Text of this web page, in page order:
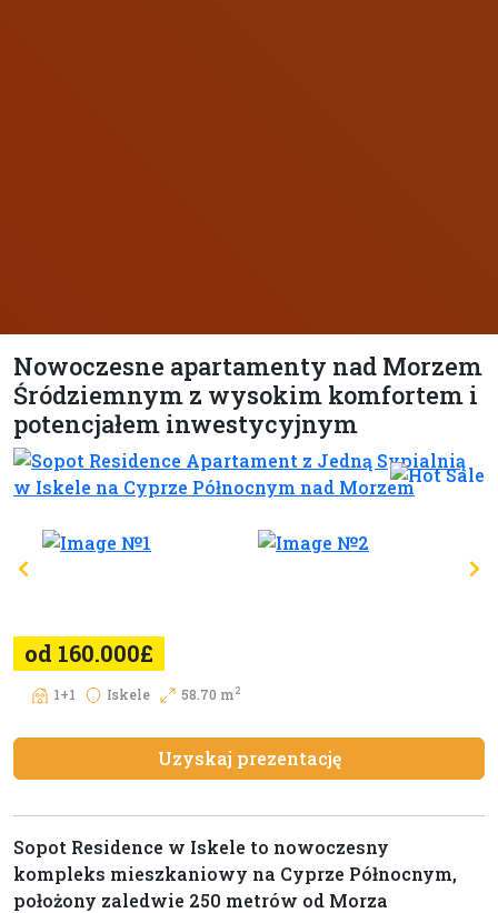
Nowoczesne apartamenty nad Morzem
Śródziemnym z wysokim komfortem i
potencjałem inwestycyjnym
od 160.000£
1+1 Iskele 58.70 m2
Uzyskaj prezentację
Sopot Residence w Iskele to nowoczesny
kompleks mieszkaniowy na Cyprze Północnym,
położony zaledwie 250 metrów od Morza